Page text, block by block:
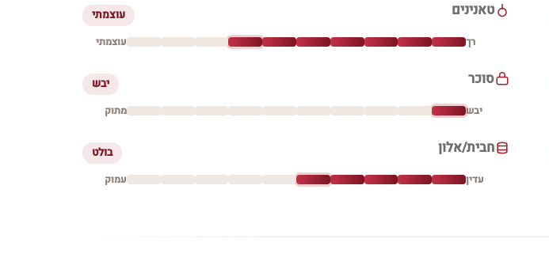
טאנינים עוצמתי
רך עוצמתי
סוכר יבש
יבש מתוק
חבית/אלון בולט
עדין עמוק